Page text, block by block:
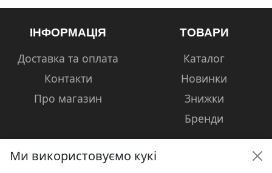
ІНФОРМАЦІЯ
Доставка та оплата
Контакти
Про магазин
ТОВАРИ
Каталог
Новинки
Знижки
Бренди
Ми використовуємо кукі